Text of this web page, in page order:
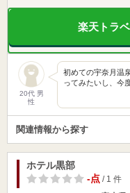
楽天トラ
20代 男
性
初めての宇奈月温
ってみたいし、今
関連情報から探す
ホテル黒部
-点/ 1 件